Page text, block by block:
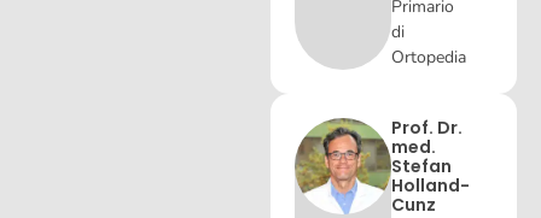
Primario
di
Ortopedia
Prof. Dr.
med.
Stefan
Holland-
Cunz